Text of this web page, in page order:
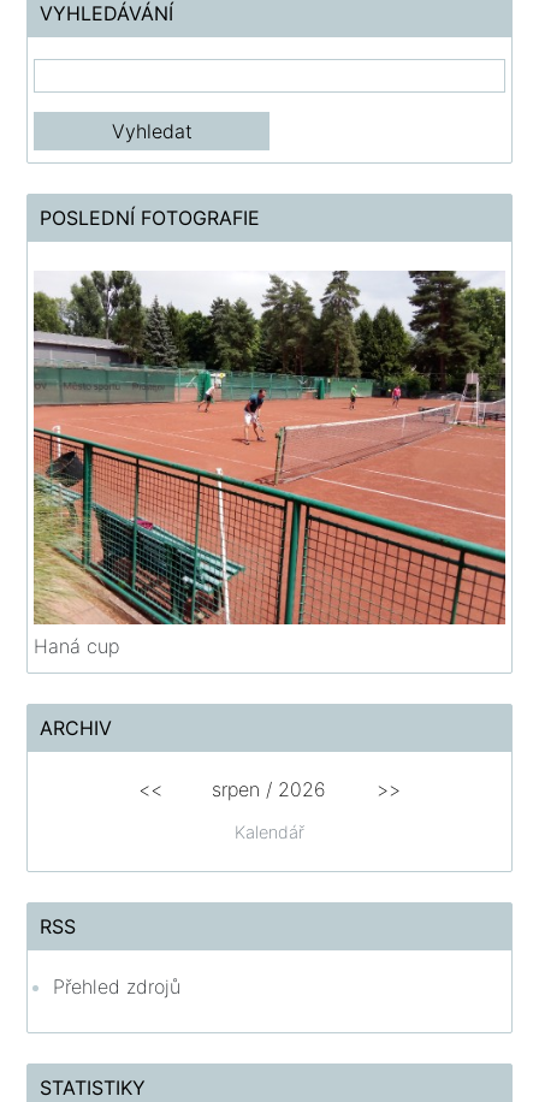
VYHLEDÁVÁNÍ
POSLEDNÍ FOTOGRAFIE
Haná cup
ARCHIV
Kalendář
<< srpen / 2026 >>
RSS
Přehled zdrojů
STATISTIKY